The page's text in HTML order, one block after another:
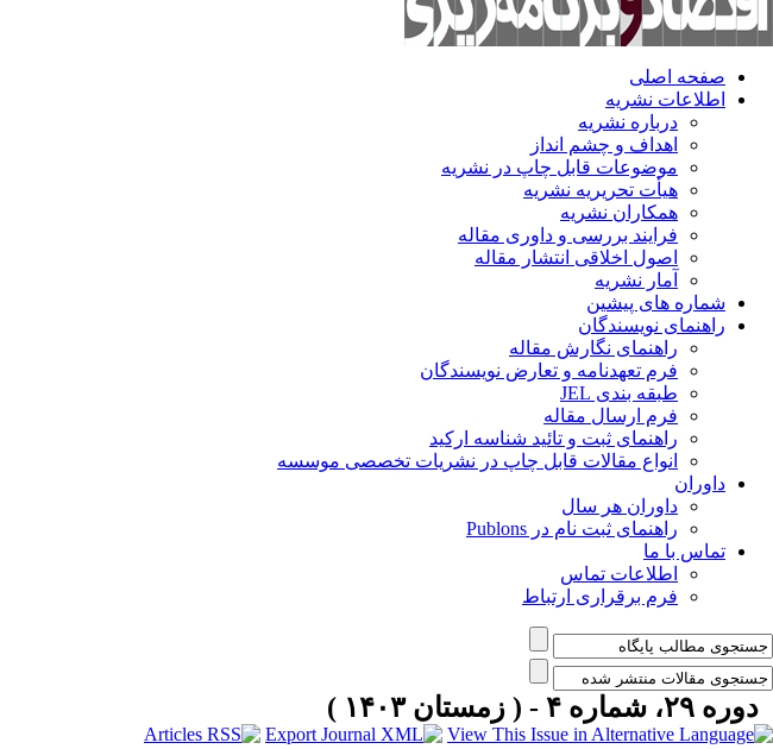
صفحه اصلی
اطلاعات نشریه
درباره نشریه
اهداف و چشم انداز
موضوعات قابل چاپ در نشریه
هیأت تحریریه نشریه
همکاران نشریه
فرایند بررسی و داوری مقاله
اصول اخلاقی انتشار مقاله
آمار نشریه
شماره های پیشین
راهنمای نویسندگان
راهنمای نگارش مقاله
فرم تعهدنامه و تعارض نویسندگان
طبقه بندی JEL
فرم ارسال مقاله
راهنمای ثبت و تائید شناسه ارکید
انواع مقالات قابل چاپ در نشریات تخصصی موسسه
داوران
داوران هر سال
راهنمای ثبت نام در Publons
تماس با ما
اطلاعات تماس
فرم برقراری ارتباط
دوره ۲۹، شماره ۴ - ( زمستان ۱۴۰۳ )